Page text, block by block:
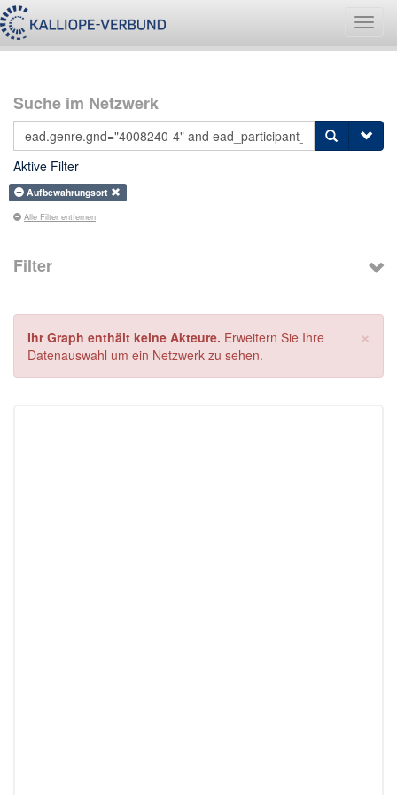
Suche im Netzwerk
Aktive Filter
Aufbewahrungsort
Alle Filter entfernen
Filter
×
Ihr Graph enthält keine Akteure. Erweitern Sie Ihre
Datenauswahl um ein Netzwerk zu sehen.